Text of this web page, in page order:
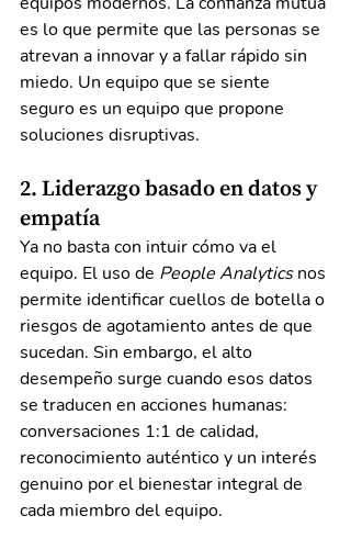
es lo que permite que las personas se
atrevan a innovar y a fallar rápido sin
miedo. Un equipo que se siente
seguro es un equipo que propone
soluciones disruptivas.
2. Liderazgo basado en datos y
empatía
Ya no basta con intuir cómo va el
equipo. El uso de People Analytics nos
permite identificar cuellos de botella o
riesgos de agotamiento antes de que
sucedan. Sin embargo, el alto
desempeño surge cuando esos datos
se traducen en acciones humanas:
conversaciones 1:1 de calidad,
reconocimiento auténtico y un interés
genuino por el bienestar integral de
cada miembro del equipo.